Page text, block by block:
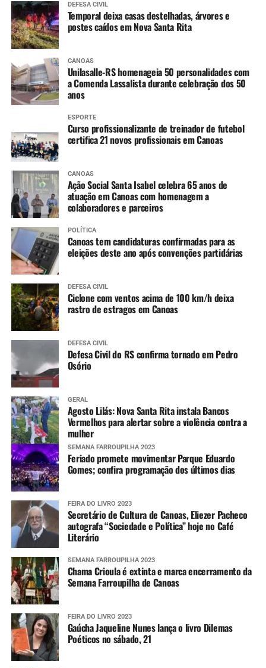
DEFESA CIVIL
Temporal deixa casas destelhadas, árvores e
postes caídos em Nova Santa Rita
CANOAS
Unilasalle-RS homenageia 50 personalidades com
a Comenda Lassalista durante celebração dos 50
anos
ESPORTE
Curso profissionalizante de treinador de futebol
certifica 21 novos profissionais em Canoas
CANOAS
Ação Social Santa Isabel celebra 65 anos de
atuação em Canoas com homenagem a
colaboradores e parceiros
POLÍTICA
Canoas tem candidaturas confirmadas para as
eleições deste ano após convenções partidárias
DEFESA CIVIL
Ciclone com ventos acima de 100 km/h deixa
rastro de estragos em Canoas
DEFESA CIVIL
Defesa Civil do RS confirma tornado em Pedro
Osório
GERAL
Agosto Lilás: Nova Santa Rita instala Bancos
Vermelhos para alertar sobre a violência contra a
mulher
SEMANA FARROUPILHA 2023
Feriado promete movimentar Parque Eduardo
Gomes; confira programação dos últimos dias
FEIRA DO LIVRO 2023
Secretário de Cultura de Canoas, Eliezer Pacheco
autografa “Sociedade e Política” hoje no Café
Literário
SEMANA FARROUPILHA 2023
Chama Crioula é extinta e marca encerramento da
Semana Farroupilha de Canoas
FEIRA DO LIVRO 2023
Gaúcha Jaqueline Nunes lança o livro Dilemas
Poéticos no sábado, 21